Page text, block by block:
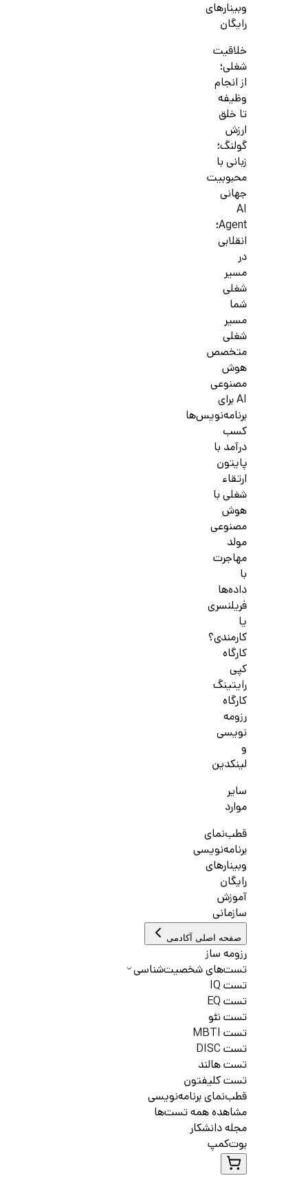
وبینارهای
رایگان
خلاقیت
شغلی؛
از انجام
وظیفه
تا خلق
ارزش
گولنگ؛
زبانی با
محبوبیت
جهانی
AI
Agent؛
انقلابی
در
مسیر
شغلی
شما
مسیر
شغلی
متخصص
هوش
مصنوعی
AI برای
برنامه‌نویس‌ها
کسب
درآمد با
پایتون
ارتقاء
شغلی با
هوش
مصنوعی
مولد
مهاجرت
با
داده‌ها
فریلنسری
یا
کارمندی؟
کارگاه
کپی
رایتینگ
کارگاه
رزومه
نویسی
و
لینکدین
سایر
موارد
قطب‌نمای
برنامه‌نویسی
وبینارهای
رایگان
آموزش
سازمانی
صفحه اصلی آکادمی
رزومه ساز
تست‌های شخصیت‌شناسی
تست IQ
تست EQ
تست نئو
تست MBTI
تست DISC
تست هالند
تست کلیفتون
قطب‌نمای برنامه‌نویسی
مشاهده همه تست‌ها
مجله دانشکار
بوت‌کمپ